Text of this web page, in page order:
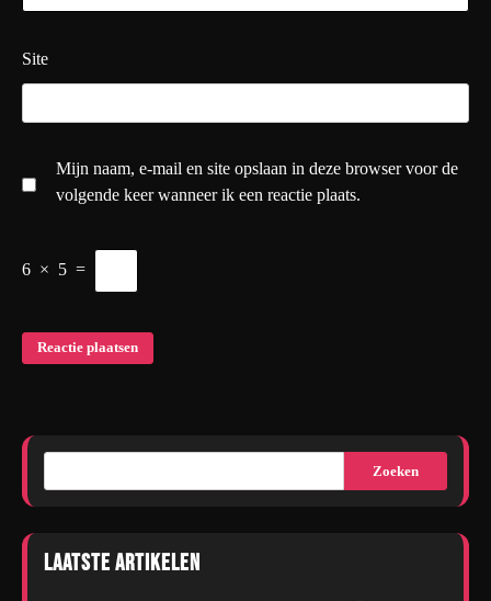
Site
Mijn naam, e-mail en site opslaan in deze browser voor de
volgende keer wanneer ik een reactie plaats.
6 × 5 =
Zoeken
Laatste artikelen